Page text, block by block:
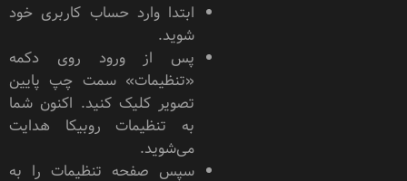
ابتدا وارد حساب کاربری خود
شوید.
پس از ورود روی دکمه
«تنظیمات» سمت چپ پایین
تصویر کلیک کنید. اکنون شما
به تنظیمات روبیکا هدایت
می‌شوید.
سپس صفحه تنظیمات را به